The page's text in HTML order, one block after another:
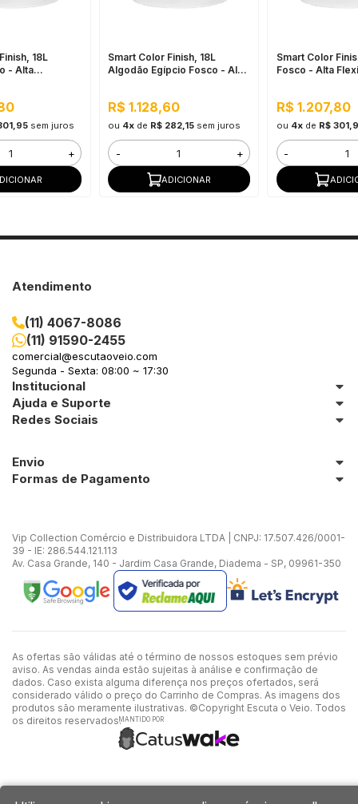
18L
- Alta
sem juros
+
Smart Color Finish, 18L
Algodão Egípcio Fosco - Alta
R$ 1.128,60
ou 4x de R$ 282,15 sem juros
- +
ADICIONAR
Smart Color
Fosco - Alta
R$ 1.207,80
ou 4xde R$
-
Atendimento
(11) 4067-8086
(11) 91590-2455
comercial@escutaoveio.com
Segunda - Sexta: 08:00 ~ 17:30
Institucional
Ajuda e Suporte
Redes Sociais
Envio
Formas de Pagamento
Vip Collection Comércio e Distribuidora LTDA | CNPJ: 17.507.426/0001-
39 - IE: 286.544.121.113
Av. Casa Grande, 140 - Jardim Casa Grande, Diadema - SP, 09961-350
As ofertas são válidas até o término de nossos estoques sem prévio
aviso. As vendas ainda estão sujeitas à análise e confirmação de
dados. Caso exista alguma diferença nos preços ofertados, será
considerado válido o preço do Carrinho de Compras. As imagens dos
produtos são meramente ilustrativas. ©Copyright Escuta o Veio. Todos
os direitos reservados.MANTIDO POR